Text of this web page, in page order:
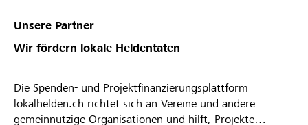
Unsere Partner
Wir fördern lokale Heldentaten
Die Spenden- und Projektfinanzierungsplattform
lokalhelden.ch richtet sich an Vereine und andere
gemeinnützige Organisationen und hilft, Projekte